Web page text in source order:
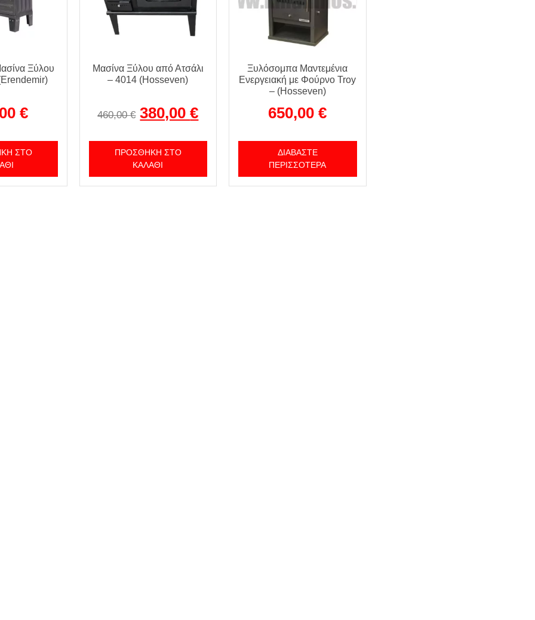
Ξύλου
€
ΣΤΟ
Μασίνα Ξύλου από Ατσάλι
– 4014 (Hosseven)
460,00€ 380,00€
ΠΡΟΣΘΉΚΗ ΣΤΟ
ΚΑΛΆΘΙ
Ξυλόσομπα Μαντεμένια
Ενεργειακή με Φούρνο Troy
– (Hosseven)
650,00€
ΔΙΑΒΆΣΤΕ
ΠΕΡΙΣΣΌΤΕΡΑ